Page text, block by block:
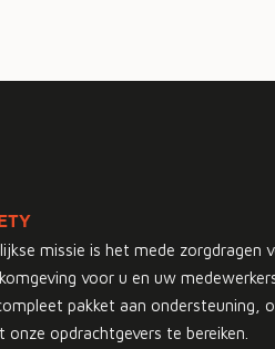
missie is het mede zorgdragen
voor u en uw
pakket aan ondersteuning,
onze opdrachtgevers te bereiken.